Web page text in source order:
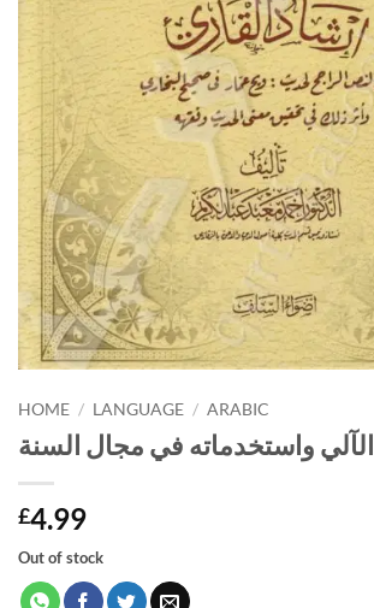
HOME / LANGUAGE / ARABIC
واستخدماته في مجال السنة
£4.99
Out of stock